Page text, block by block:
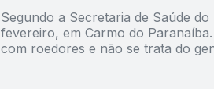
Segundo a Secretaria de Saúde
fevereiro, em Carmo do
com roedores e não se trata do